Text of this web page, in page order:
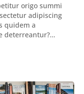
origo summi
adipiscing
quidem a
deterreantur?
declaret Latine,